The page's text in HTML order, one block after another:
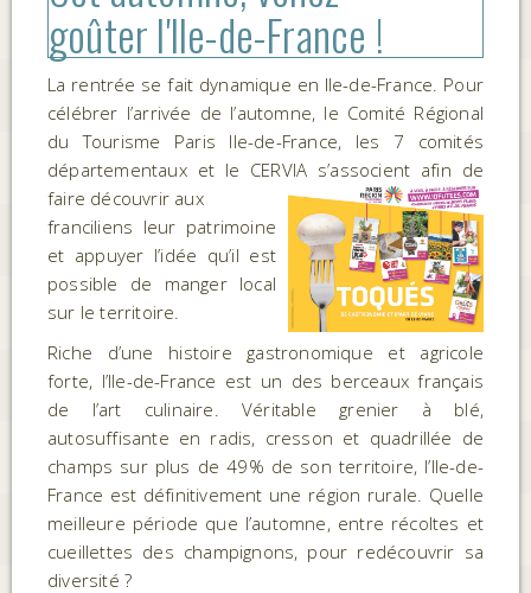
goûter l'Ile-de-France !
La rentrée se fait dynamique en Ile-de-France. Pour
célébrer l’arrivée de l’automne, le Comité Régional
du Tourisme Paris Ile-de-France, les 7 comités
départementaux et le CERVIA s’associent afin de
faire découvrir aux
franciliens leur patrimoine
et appuyer l’idée qu’il est
possible de manger local
sur le territoire.
Riche d’une histoire gastronomique et agricole
forte, l’Ile-de-France est un des berceaux français
de l’art culinaire. Véritable grenier à blé,
autosuffisante en radis, cresson et quadrillée de
champs sur plus de 49% de son territoire, l’Ile-de-
France est définitivement une région rurale. Quelle
meilleure période que l’automne, entre récoltes et
cueillettes des champignons, pour redécouvrir sa
diversité ?